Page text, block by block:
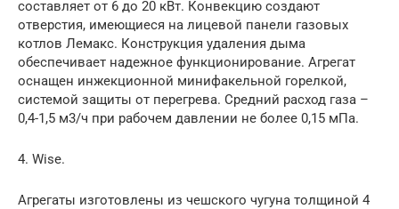
составляет от 6 до 20 кВт. Конвекцию создают
отверстия, имеющиеся на лицевой панели газовых
котлов Лемакс. Конструкция удаления дыма
обеспечивает надежное функционирование. Агрегат
оснащен инжекционной минифакельной горелкой,
системой защиты от перегрева. Средний расход газа –
0,4-1,5 м3/ч при рабочем давлении не более 0,15 мПа.
4. Wise.
Агрегаты изготовлены из чешского чугуна толщиной 4